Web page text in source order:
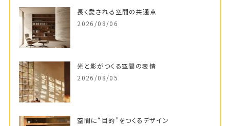
長く愛される空間の共通点
2026/08/06
光と影がつくる空間の表情
2026/08/05
空間に“目的”をつくるデザイン